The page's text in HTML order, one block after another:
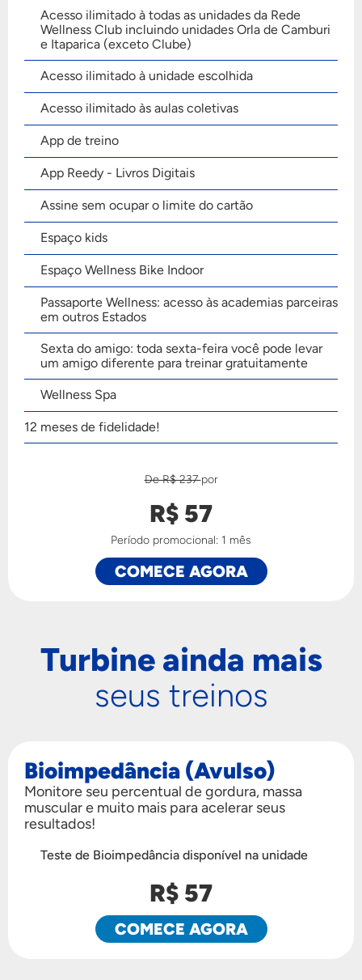
Acesso ilimitado à todas as unidades da Rede
Wellness Club incluindo unidades Orla de Camburi
e Itaparica (exceto Clube)
Acesso ilimitado à unidade escolhida
Acesso ilimitado às aulas coletivas
App de treino
App Reedy - Livros Digitais
Assine sem ocupar o limite do cartão
Espaço kids
Espaço Wellness Bike Indoor
Passaporte Wellness: acesso às academias parceiras
em outros Estados
Sexta do amigo: toda sexta-feira você pode levar
um amigo diferente para treinar gratuitamente
Wellness Spa
12 meses de fidelidade!
De R$ 237por
R$ 57
Período promocional: 1 mês
COMECE AGORA
Turbine ainda mais
seus treinos
Bioimpedância (Avulso)
Monitore seu percentual de gordura, massa
muscular e muito mais para acelerar seus
resultados!
Teste de Bioimpedância disponível na unidade
R$ 57
COMECE AGORA